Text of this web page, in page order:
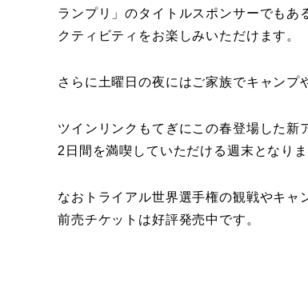
ランプリ」のタイトルスポンサーでも
クティビティをお楽しみいただけます。
さらに土曜日の夜にはご家族でキャンプ
ツインリンクもてぎにこの春登場した
2日間を満喫していただける週末となりま
なおトライアル世界選手権の観戦やキ
前売チケットは好評発売中です。